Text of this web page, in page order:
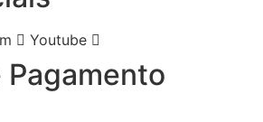
Youtube
Pagamento